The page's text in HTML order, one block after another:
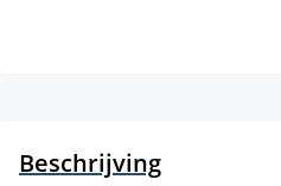
Beschrijving